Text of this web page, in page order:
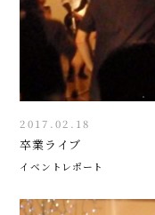
2017.02.18
卒業ライブ
イベントレポート